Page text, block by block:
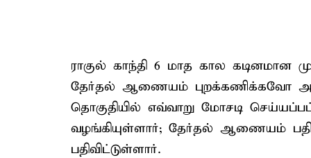
ராகுல் காந்தி 6 மாத கால கடினமான
தேர்தல் ஆணையம் புறக்கணிக்கவோ
தொகுதியில் எவ்வாறு மோசடி
வழங்கியுள்ளார்; தேர்தல் ஆணையம்
பதிவிட்டுள்ளார்.